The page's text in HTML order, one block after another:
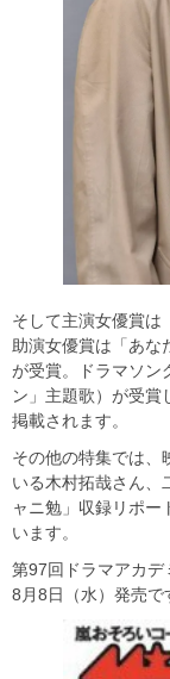
そして主演女優賞は
助演女優賞は「あな
が受賞。ドラマソン
ン」主題歌）が受賞
掲載されます。
その他の特集では、
いる木村拓哉さん、
ャニ勉」収録リポー
います。
第97回ドラマアカデ
8月8日（水）発売で